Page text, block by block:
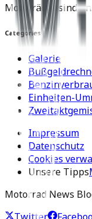
Motorräder sind
Categories
Galerie
Einheiten-
Impressum
Datenschutz
Cookies
Unsere Tipps
Motorrad News
Twitter